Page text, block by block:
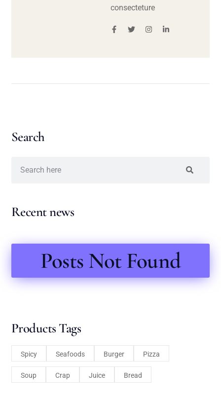
consecteture
Search
Recent news
Posts Not Found
Products Tags
Spicy Seafoods Burger Pizza
Soup Crap Juice Bread